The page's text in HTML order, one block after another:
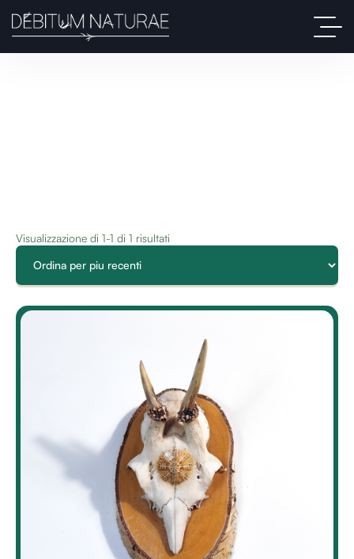
Visualizzazione di 1-1 di 1 risultati